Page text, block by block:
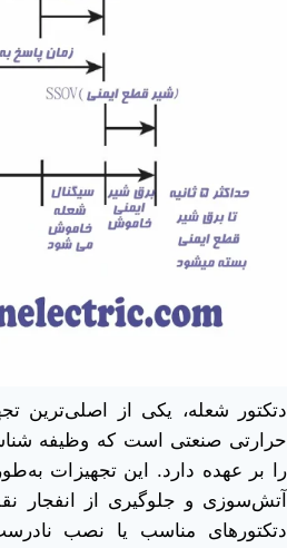
دتکتور شعله، یکی از اصلی‌ترین
حرارتی صنعتی است که وظیفه
را بر عهده دارد. این تجهیزات
آتش‌سوزی و جلوگیری از انفجار
دتکتورهای مناسب یا نصب